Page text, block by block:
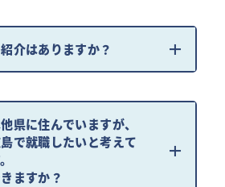
介はありますか？
県に住んでいますが、
で就職したいと考えて
ますか？